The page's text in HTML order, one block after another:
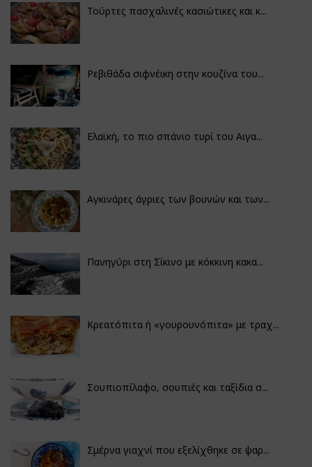
Τούρτες πασχαλινές κασιώτικες και κ...
Ρεβιθάδα σιφνέικη στην κουζίνα του...
Ελαϊκή, το πιο σπάνιο τυρί του Αιγα...
Αγκινάρες άγριες των βουνών και των...
Πανηγύρι στη Σίκινο με κόκκινη κακα...
Κρεατόπιτα ή «γουρουνόπιτα» με τραχ...
Σουπιοπίλαφο, σουπιές και ταξίδια σ...
Σμέρνα γιαχνί που εξελίχθηκε σε ψαρ...